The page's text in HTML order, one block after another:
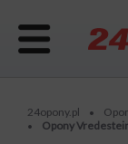
24opony.pl •
• Opony